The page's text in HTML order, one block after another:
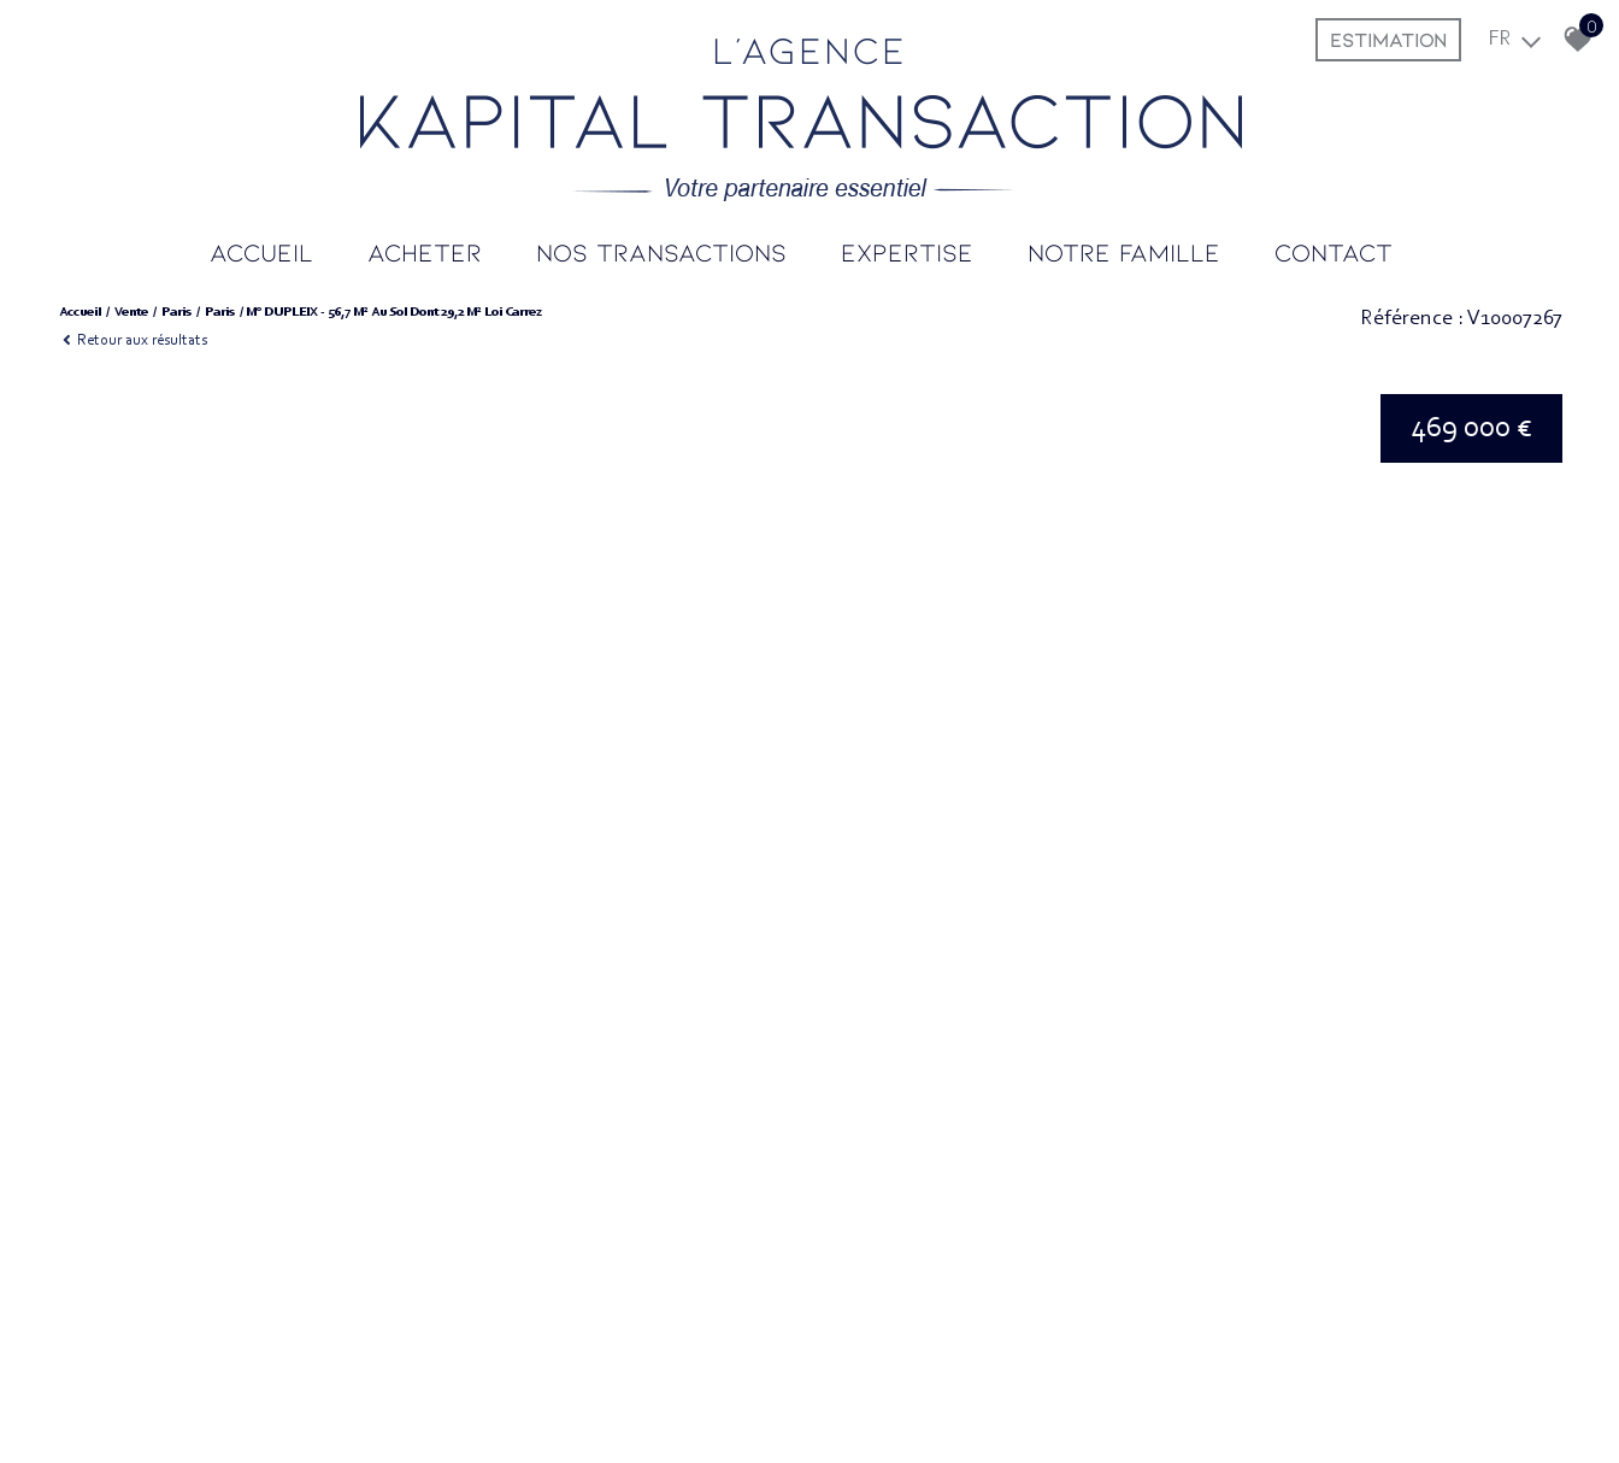
ESTIMATION FR
0
L'agence
accueil acheter nos transactions expertise notre famille contact
Accueil Vente Paris Paris M° DUPLEIX - 56,7 M² Au Sol Dont 29,2 M² Loi Carrez
Retour aux résultats
Référence : V10007267
469 000 €